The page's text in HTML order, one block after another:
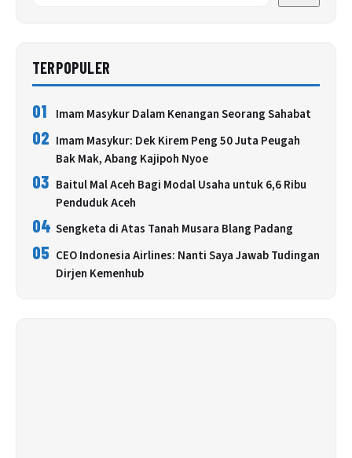
TERPOPULER
01 Imam Masykur Dalam Kenangan Seorang Sahabat
02 Imam Masykur: Dek Kirem Peng 50 Juta Peugah
Bak Mak, Abang Kajipoh Nyoe
03 Baitul Mal Aceh Bagi Modal Usaha untuk 6,6 Ribu
Penduduk Aceh
04 Sengketa di Atas Tanah Musara Blang Padang
05 CEO Indonesia Airlines: Nanti Saya Jawab Tudingan
Dirjen Kemenhub